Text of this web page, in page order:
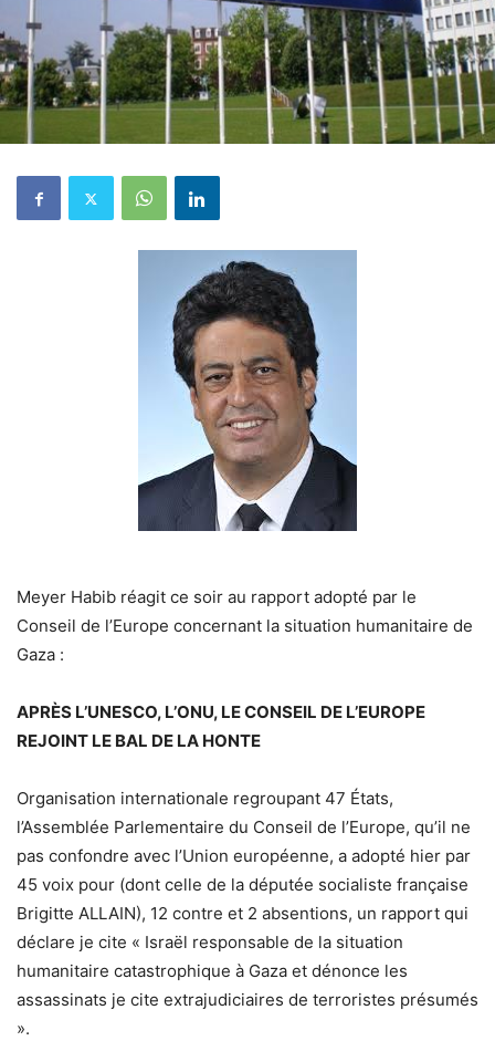
Meyer Habib réagit ce soir au rapport adopté par le
Conseil de l’Europe concernant la situation humanitaire de
Gaza :
APRÈS L’UNESCO, L’ONU, LE CONSEIL DE L’EUROPE
REJOINT LE BAL DE LA HONTE
Organisation internationale regroupant 47 États,
l’Assemblée Parlementaire du Conseil de l’Europe, qu’il ne
pas confondre avec l’Union européenne, a adopté hier par
45 voix pour (dont celle de la députée socialiste française
Brigitte ALLAIN), 12 contre et 2 absentions, un rapport qui
déclare je cite « Israël responsable de la situation
humanitaire catastrophique à Gaza et dénonce les
assassinats je cite extrajudiciaires de terroristes présumés
».